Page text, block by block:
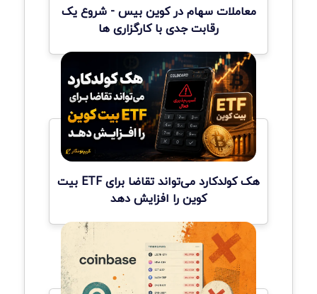
معاملات سهام در کوین بیس - شروع یک
رقابت جدی با کارگزاری ها
هک کولدکارد می‌تواند تقاضا برای ETF بیت
کوین را افزایش دهد